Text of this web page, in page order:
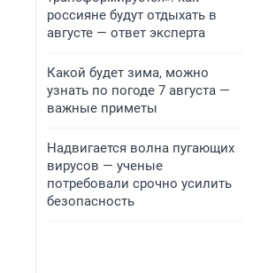
россияне будут отдыхать в
августе — ответ эксперта
Какой будет зима, можно
узнать по погоде 7 августа —
важные приметы
Надвигается волна пугающих
вирусов — ученые
потребовали срочно усилить
безопасность